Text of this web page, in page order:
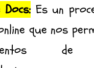
Es un
que nos
de